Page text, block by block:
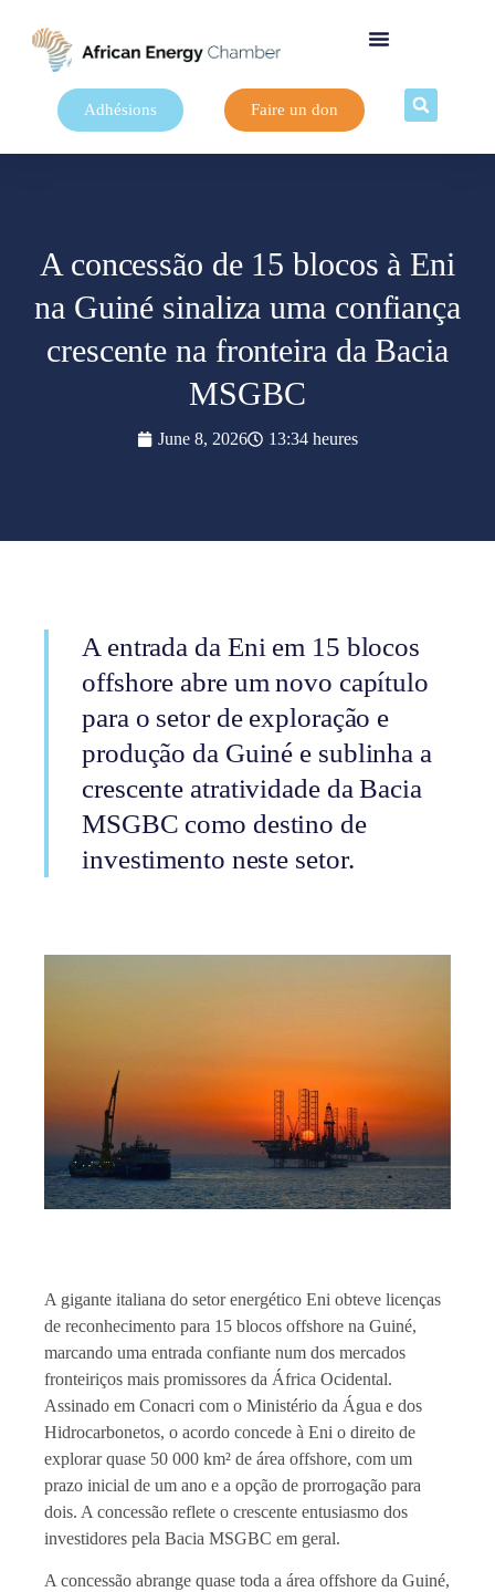
Adhésions Faire un don
A concessão de 15 blocos à Eni
na Guiné sinaliza uma confiança
crescente na fronteira da Bacia
MSGBC
June 8, 2026 13:34 heures
A entrada da Eni em 15 blocos
offshore abre um novo capítulo
para o setor de exploração e
produção da Guiné e sublinha a
crescente atratividade da Bacia
MSGBC como destino de
investimento neste setor.
A gigante italiana do setor energético Eni obteve licenças
de reconhecimento para 15 blocos offshore na Guiné,
marcando uma entrada confiante num dos mercados
fronteiriços mais promissores da África Ocidental.
Assinado em Conacri com o Ministério da Água e dos
Hidrocarbonetos, o acordo concede à Eni o direito de
explorar quase 50 000 km² de área offshore, com um
prazo inicial de um ano e a opção de prorrogação para
dois. A concessão reflete o crescente entusiasmo dos
investidores pela Bacia MSGBC em geral.
A concessão abrange quase toda a área offshore da Guiné,